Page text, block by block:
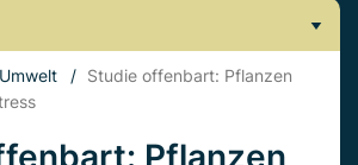
/ Studie offenbart: Pflanzen
Pflanzen